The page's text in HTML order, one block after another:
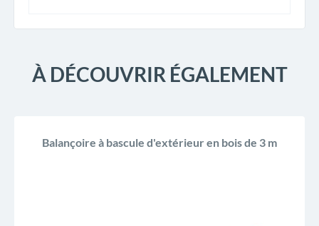
À DÉCOUVRIR ÉGALEMENT
Balançoire à bascule d'extérieur en bois de 3 m